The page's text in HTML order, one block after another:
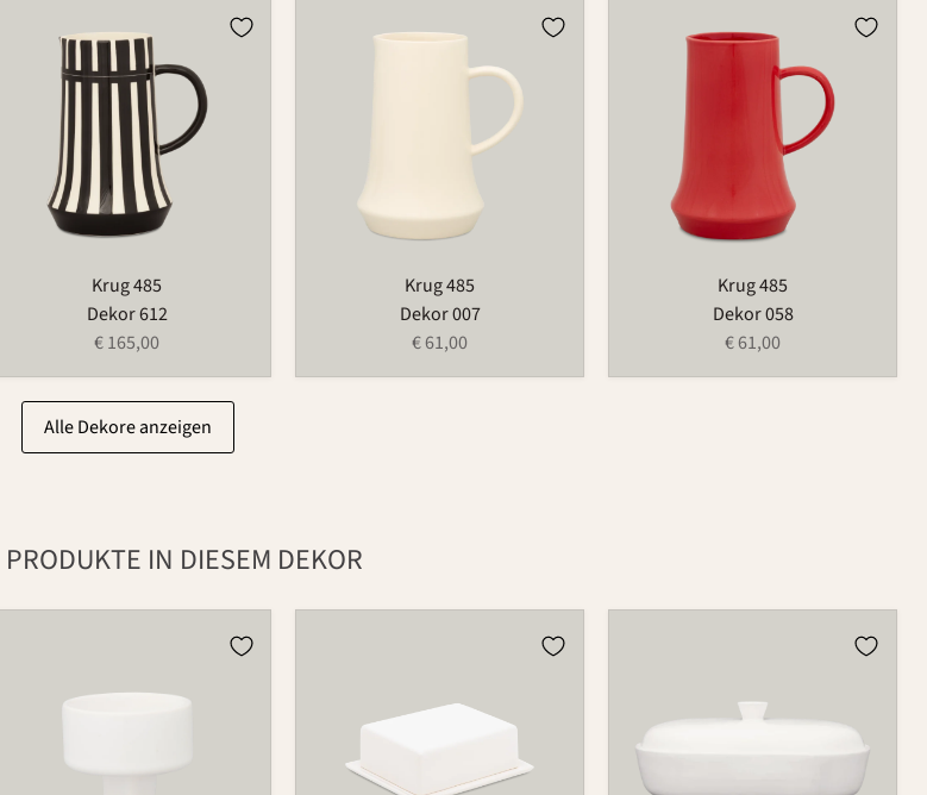
Krug 485
Dekor 612
€ 165,00
Krug 485
Dekor 007
€ 61,00
Krug 485
Dekor 058
€ 61,00
Alle Dekore anzeigen
IN DIESEM DEKOR